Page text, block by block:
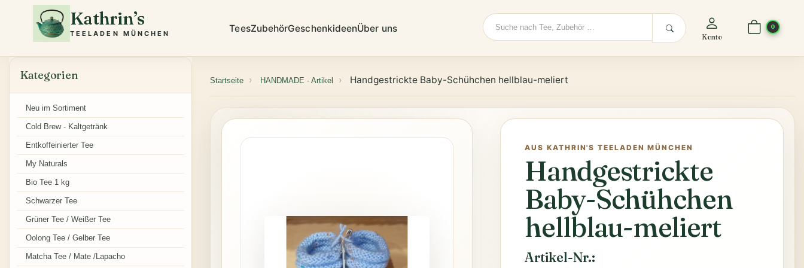
Kathrin’s
TEELADEN MÜNCHEN TeesZubehörGeschenkideenÜber uns
Suche
Konto
0
Startseite HANDMADE - Artikel Handgestrickte Baby-Schühchen hellblau-meliert
AUS KATHRIN'S TEELADEN MÜNCHEN
Handgestrickte
Baby-Schühchen
hellblau-meliert
Artikel-Nr.:
Kategorien
Neu im Sortiment
Cold Brew - Kaltgetränk
Entkoffeinierter Tee
My Naturals
Bio Tee 1 kg
Schwarzer Tee
Grüner Tee / Weißer Tee
Oolong Tee / Gelber Tee
Matcha Tee / Mate /Lapacho